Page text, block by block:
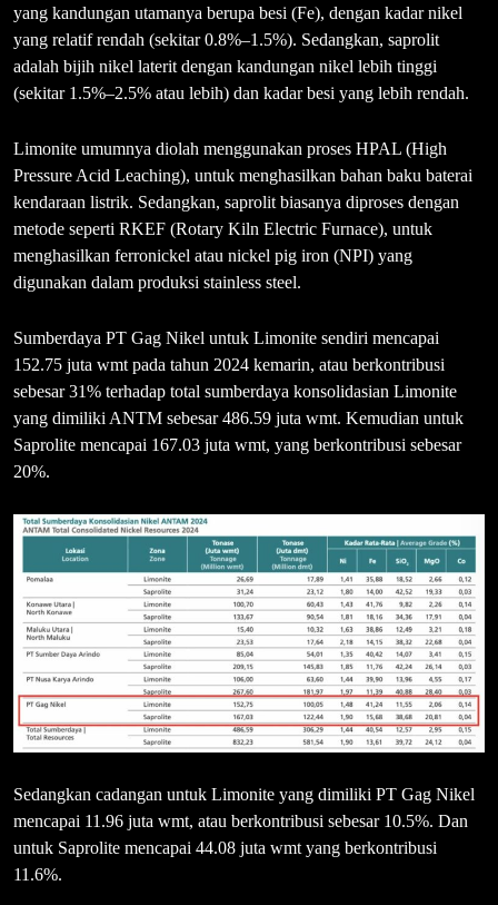
yang kandungan utamanya berupa besi (Fe), dengan kadar nikel
yang relatif rendah (sekitar 0.8%–1.5%). Sedangkan, saprolit
adalah bijih nikel laterit dengan kandungan nikel lebih tinggi
(sekitar 1.5%–2.5% atau lebih) dan kadar besi yang lebih rendah.
Limonite umumnya diolah menggunakan proses HPAL (High
Pressure Acid Leaching), untuk menghasilkan bahan baku baterai
kendaraan listrik. Sedangkan, saprolit biasanya diproses dengan
metode seperti RKEF (Rotary Kiln Electric Furnace), untuk
menghasilkan ferronickel atau nickel pig iron (NPI) yang
digunakan dalam produksi stainless steel.
Sumberdaya PT Gag Nikel untuk Limonite sendiri mencapai
152.75 juta wmt pada tahun 2024 kemarin, atau berkontribusi
sebesar 31% terhadap total sumberdaya konsolidasian Limonite
yang dimiliki ANTM sebesar 486.59 juta wmt. Kemudian untuk
Saprolite mencapai 167.03 juta wmt, yang berkontribusi sebesar
20%.
Sedangkan cadangan untuk Limonite yang dimiliki PT Gag Nikel
mencapai 11.96 juta wmt, atau berkontribusi sebesar 10.5%. Dan
untuk Saprolite mencapai 44.08 juta wmt yang berkontribusi
11.6%.